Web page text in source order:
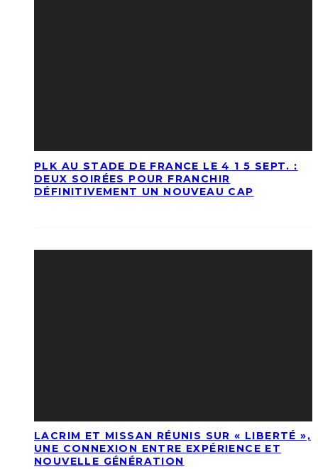
PLK AU STADE DE FRANCE LE 4 1 5 SEPT. :
DEUX SOIRÉES POUR FRANCHIR
DÉFINITIVEMENT UN NOUVEAU CAP
LACRIM ET MISSAN RÉUNIS SUR « LIBERTÉ »,
UNE CONNEXION ENTRE EXPÉRIENCE ET
NOUVELLE GÉNÉRATION